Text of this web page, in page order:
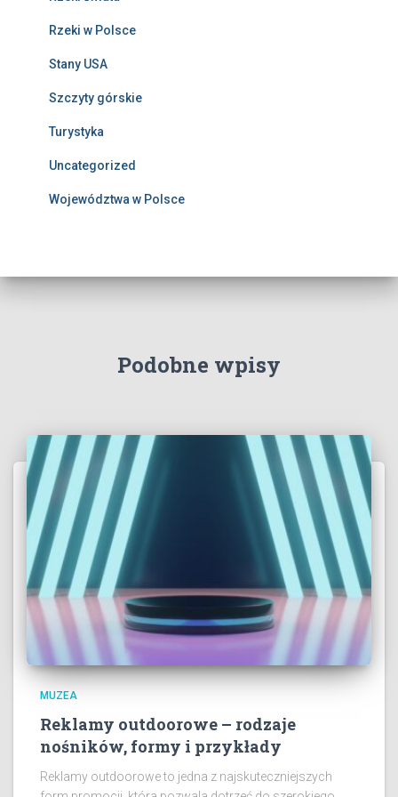
Rzeki w Polsce
Stany USA
Szczyty górskie
Turystyka
Uncategorized
Województwa w Polsce
Podobne wpisy
MUZEA
Reklamy outdoorowe – rodzaje
nośników, formy i przykłady
Reklamy outdoorowe to jedna z najskuteczniejszych